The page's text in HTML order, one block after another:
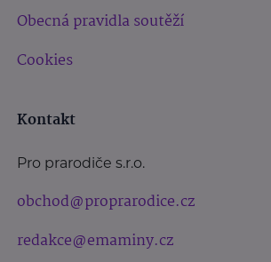
Obecná pravidla soutěží
Cookies
Kontakt
Pro prarodiče s.r.o.
obchod@proprarodice.cz
redakce@emaminy.cz